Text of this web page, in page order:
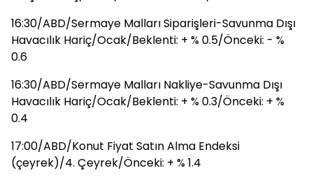
16:30/ABD/Sermaye Malları Siparişleri-Savunma Dışı
Havacılık Hariç/Ocak/Beklenti: + % 0.5/Önceki: - %
0.6
16:30/ABD/Sermaye Malları Nakliye-Savunma Dışı
Havacılık Hariç/Ocak/Beklenti: + % 0.3/Önceki: + %
0.4
17:00/ABD/Konut Fiyat Satın Alma Endeksi
(çeyrek)/4. Çeyrek/Önceki: + % 1.4